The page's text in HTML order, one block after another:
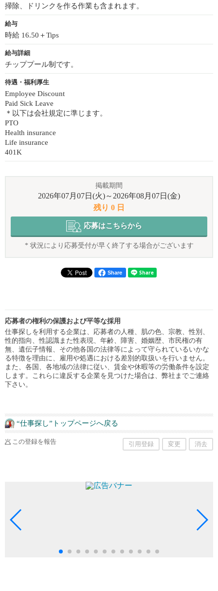
掃除、ドリンクを作る作業も含まれます。
給与
時給 16.50＋Tips
給与詳細
チッププール制です。
待遇・福利厚生
Employee Discount
Paid Sick Leave
＊以下は会社規定に準じます。
PTO
Health insurance
Life insurance
401K
掲載期間
2026年07月07日(火)～2026年08月07日(金)
残り 0 日
応募はこちらから
* 状況により応募受付が早く終了する場合がございます
Share
応募者の権利の保護および平等な採用
仕事探しを利用する企業は、応募者の人種、肌の色、宗教、性別、
性的指向、性認識また性表現、年齢、障害、婚姻歴、市民権の有
無、遺伝子情報、その他各国の法律等によって守られているいかな
る特徴を理由に、雇用や処遇における差別的取扱いを行いません。
また、各国、各地域の法律に従い、賃金や休暇等の労働条件を設定
します。これらに違反する企業を見つけた場合は、弊社までご連絡
下さい。
“仕事探し”トップページへ戻る
この登録を報告 引用登録 変更 消去